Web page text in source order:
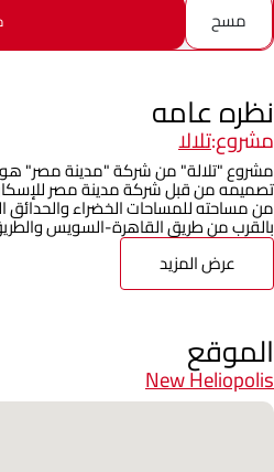
مسح
نظره عامه
مشروع:تلالا
مشروع "تلالة" من شركة "مدينة مصر"
من مساحته للمساحات الخضراء
بالقرب من طريق القاهرة-السويس
عرض المزيد
الموقع
New Heliopolis